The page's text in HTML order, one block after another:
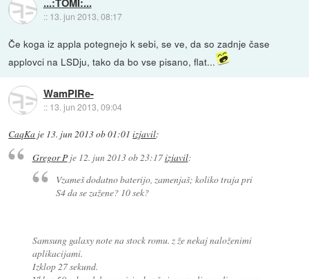
:: 13. jun 2013, 08:17
Če koga iz appla potegnejo k sebi, se ve, da so zadnje čase
applovci na LSDju, tako da bo vse pisano, flat...
WamPIRe-
:: 13. jun 2013, 09:04
CaqKa je 13. jun 2013 ob 01:01 izjavil:
Gregor Pje 12. jun 2013 ob 23:17izjavil:
Vzameš dodatno baterijo, zamenjaš; koliko traja pri
S4 da se zažene? 10 sek?
Samsung galaxy note na stock romu. z že nekaj naloženimi
aplikacijami.
Izklop 27 sekund.